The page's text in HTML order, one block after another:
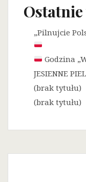
„Pilnujcie
Godzina
JESIENNE
(brak tytułu)
(brak tytułu)